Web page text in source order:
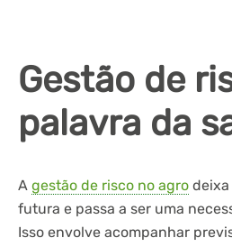
Gestão de
palavra da
A gestão de risco no agro deixa
futura e passa a ser uma
Isso envolve acompanhar